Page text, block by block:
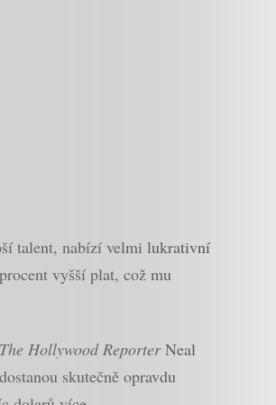
talent, nabízí velmi lukrativní
vyšší plat, což mu
The Hollywood ReporterNeal
skutečně opravdu